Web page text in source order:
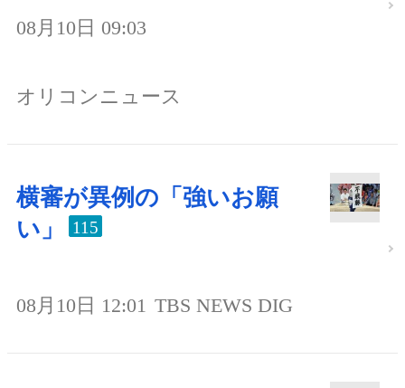
08月10日 09:03
オリコンニュース
横審が異例の「強いお願
い」
115
08月10日 12:01 TBS NEWS DIG